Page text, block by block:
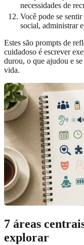
necessidades de
Você pode se
social, administrar
Estes são prompts de
cuidadoso é escrever
durou, o que ajudou e
vida.
7 áreas
explorar